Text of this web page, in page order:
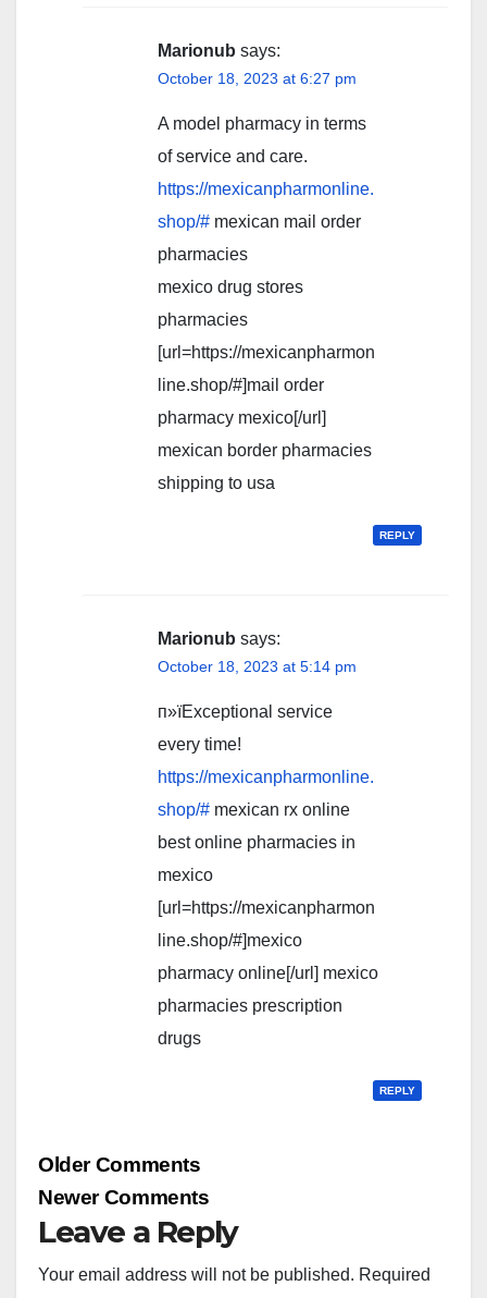
Marionub says:
October 18, 2023 at 6:27 pm
A model pharmacy in terms
of service and care.
https://mexicanpharmonline.
shop/# mexican mail order
pharmacies
mexico drug stores
pharmacies
[url=https://mexicanpharmon
line.shop/#]mail order
pharmacy mexico[/url]
mexican border pharmacies
shipping to usa
REPLY
Marionub says:
October 18, 2023 at 5:14 pm
п»їExceptional service
every time!
https://mexicanpharmonline.
shop/# mexican rx online
best online pharmacies in
mexico
[url=https://mexicanpharmon
line.shop/#]mexico
pharmacy online[/url] mexico
pharmacies prescription
drugs
REPLY
Comment
Older Comments
Newer Comments
Leave a Reply
Your email address will not be published. Required